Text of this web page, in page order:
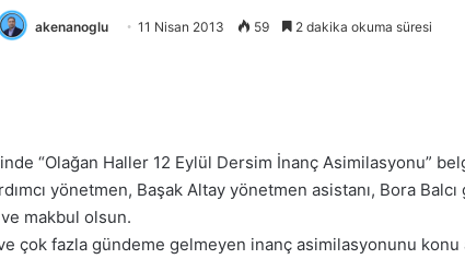
akenanoglu 11 Nisan 2013 59 2 dakika okuma süresi
“Olağan Haller 12 Eylül Dersim İnanç Asimilasyonu”
yönetmen, Başak Altay yönetmen asistanı, Bora
makbul olsun.
çok fazla gündeme gelmeyen inanç asimilasyonunu konu